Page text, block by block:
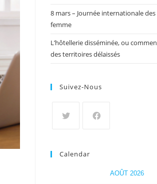
8 mars – Journée internationale
femme
L’hôtellerie disséminée, ou
des territoires délaissés
Suivez-Nous
Calendar
AOÛT 2026